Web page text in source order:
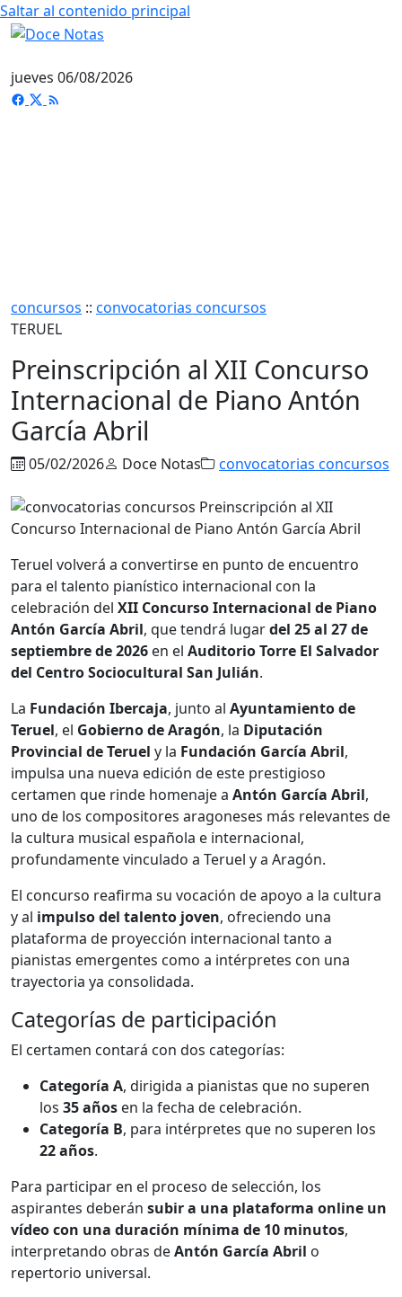
Saltar al contenido principal
jueves 06/08/2026
concursos :: convocatorias concursos
TERUEL
Preinscripción al XII Concurso
Internacional de Piano Antón
García Abril
05/02/2026 Doce Notas convocatorias concursos
Teruel volverá a convertirse en punto de encuentro
para el talento pianístico internacional con la
celebración del XII Concurso Internacional de Piano
Antón García Abril, que tendrá lugardel 25 al 27 de
septiembre de 2026 en el Auditorio Torre El Salvador
del Centro Sociocultural San Julián.
La Fundación Ibercaja, junto al Ayuntamiento de
Teruel, el Gobierno de Aragón, la Diputación
Provincial de Teruel y la Fundación García Abril,
impulsa una nueva edición de este prestigioso
certamen que rinde homenaje a Antón García Abril,
uno de los compositores aragoneses más relevantes de
la cultura musical española e internacional,
profundamente vinculado a Teruel y a Aragón.
El concurso reafirma su vocación de apoyo a la cultura
y al impulso del talento joven, ofreciendo una
plataforma de proyección internacional tanto a
pianistas emergentes como a intérpretes con una
trayectoria ya consolidada.
Categorías de participación
El certamen contará con dos categorías:
Categoría A, dirigida a pianistas que no superen
los 35 años en la fecha de celebración.
Categoría B, para intérpretes que no superen los
22 años.
Para participar en el proceso de selección, los
aspirantes deberán subir a una plataforma online un
vídeo con una duración mínima de 10 minutos,
interpretando obras deAntón García Abril o
repertorio universal.